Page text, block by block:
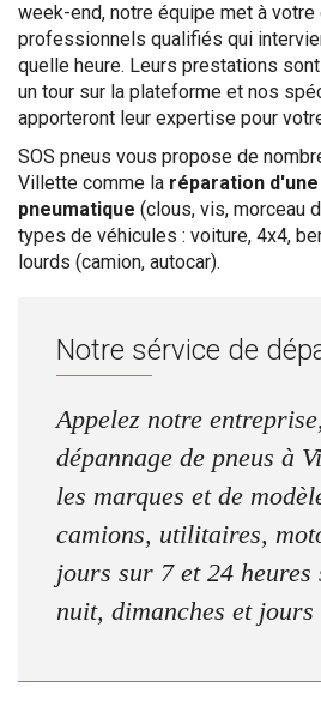
week-end, notre équipe met à
professionnels qualifiés qui
quelle heure. Leurs prestations
un tour sur la plateforme et nos
apporteront leur expertise pour
SOS pneus vous propose de
Villette comme la réparation
pneumatique (clous, vis, morceau
types de véhicules : voiture, 4x4,
lourds (camion, autocar).
Notre sérvice de
Appelez notre
dépannage de pneus à
les marques et de
camions, utilitaires,
jours sur 7 et 24
nuit, dimanches et jours